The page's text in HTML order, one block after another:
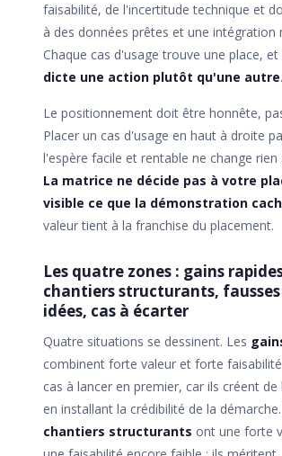
faisabilité, de l'incertitude technique et
à des données prêtes et une intégration
Chaque cas d'usage trouve une place, et
dicte une action plutôt qu'une autre.
Le positionnement doit être honnête,
Placer un cas d'usage en haut à droite
l'espère facile et rentable ne change rien
La matrice ne décide pas à votre
visible ce que la démonstration
valeur tient à la franchise du placement.
Les quatre zones : gains
chantiers structurants,
idées, cas à écarter
Quatre situations se dessinent. Les
combinent forte valeur et forte
cas à lancer en premier, car ils créent
en installant la crédibilité de la
chantiers structurants ont une forte